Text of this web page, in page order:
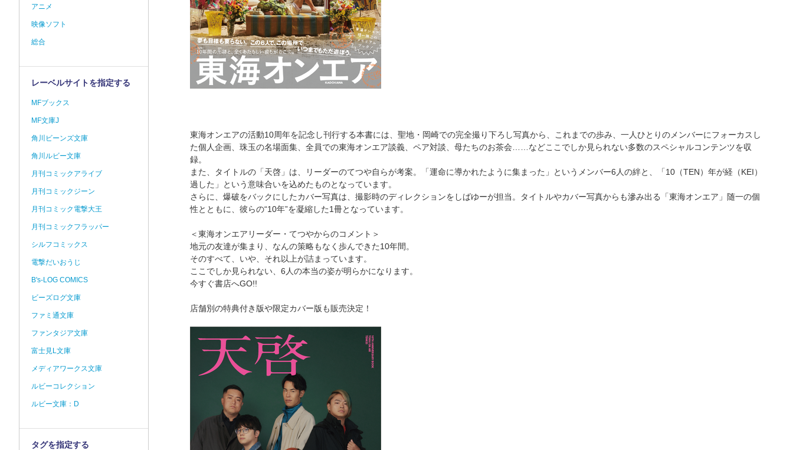
東海オンエアの活動10周年を記念し刊行する本書には、聖地・岡崎での完全撮り下ろし写真から、これまでの歩み、一人ひとりのメンバーにフォーカスし
た個人企画、珠玉の名場面集、全員での東海オンエア談義、ペア対談、母たちのお茶会……などここでしか見られない多数のスペシャルコンテンツを収
録。
また、タイトルの「天啓」は、リーダーのてつや自らが考案。「運命に導かれたように集まった」というメンバー6人の絆と、「10（TEN）年が経（KEI）
過した」という意味合いを込めたものとなっています。
さらに、爆破をバックにしたカバー写真は、撮影時のディレクションをしばゆーが担当。タイトルやカバー写真からも滲み出る「東海オンエア」随一の個
性とともに、彼らの“10年”を凝縮した1冊となっています。
＜東海オンエアリーダー・てつやからのコメント＞
地元の友達が集まり、なんの策略もなく歩んできた10年間。
そのすべて、いや、それ以上が詰まっています。
ここでしか見られない、6人の本当の姿が明らかになります。
今すぐ書店へGO!!
店舗別の特典付き版や限定カバー版も販売決定！
アニメ
映像ソフト
総合
レーベルサイトを指定する
MFブックス
MF文庫J
角川ビーンズ文庫
角川ルビー文庫
月刊コミックアライブ
月刊コミックジーン
月刊コミック電撃大王
月刊コミックフラッパー
シルフコミックス
電撃だいおうじ
B's-LOG COMICS
ビーズログ文庫
ファミ通文庫
ファンタジア文庫
富士見L文庫
メディアワークス文庫
ルビーコレクション
ルビー文庫：D
タグを指定する